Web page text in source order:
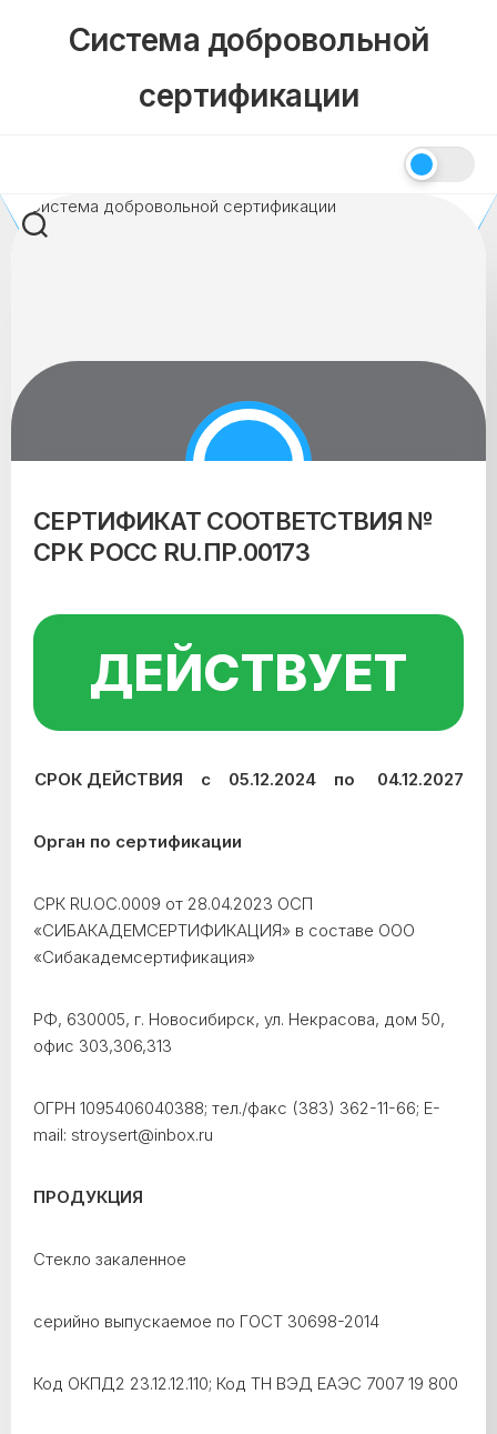
Система добровольной
сертификации
СЕРТИФИКАТ СООТВЕТСТВИЯ №
СРК РОСС RU.ПР.00173
ДЕЙСТВУЕТ
СРОК ДЕЙСТВИЯ с 05.12.2024 по 04.12.2027
Орган по сертификации
СРК RU.ОС.0009 от 28.04.2023 ОСП
«СИБАКАДЕМСЕРТИФИКАЦИЯ» в составе ООО
«Сибакадемсертификация»
РФ, 630005, г. Новосибирск, ул. Некрасова, дом 50,
офис 303,306,313
ОГРН 1095406040388; тел./факс (383) 362-11-66; E-
mail: stroysert@inbox.ru
ПРОДУКЦИЯ
Стекло закаленное
серийно выпускаемое по ГОСТ 30698-2014
Код ОКПД2 23.12.12.110; Код ТН ВЭД ЕАЭС 7007 19 800